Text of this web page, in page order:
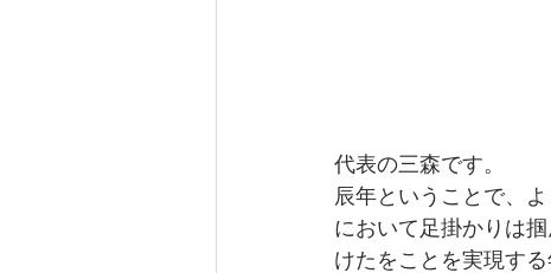
代表の三森です。
辰年ということで、
において足掛かりは
けたをことを実現す